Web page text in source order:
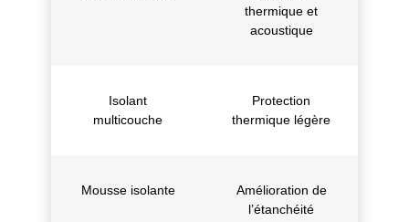
thermique et
acoustique
Isolant
multicouche
Protection
thermique légère
Mousse isolante
Amélioration de
l’étanchéité